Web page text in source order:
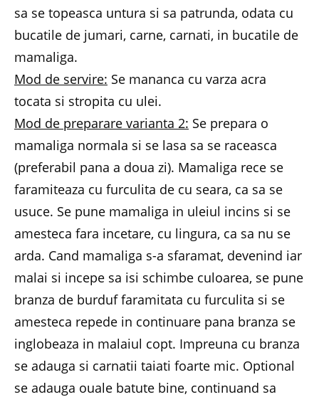
sa se topeasca untura si sa patrunda, odata cu
bucatile de jumari, carne, carnati, in bucatile de
mamaliga.
Mod de servire: Se mananca cu varza acra
tocata si stropita cu ulei.
Mod de preparare varianta 2: Se prepara o
mamaliga normala si se lasa sa se raceasca
(preferabil pana a doua zi). Mamaliga rece se
faramiteaza cu furculita de cu seara, ca sa se
usuce. Se pune mamaliga in uleiul incins si se
amesteca fara incetare, cu lingura, ca sa nu se
arda. Cand mamaliga s-a sfaramat, devenind iar
malai si incepe sa isi schimbe culoarea, se pune
branza de burduf faramitata cu furculita si se
amesteca repede in continuare pana branza se
inglobeaza in malaiul copt. Impreuna cu branza
se adauga si carnatii taiati foarte mic. Optional
se adauga ouale batute bine, continuand sa